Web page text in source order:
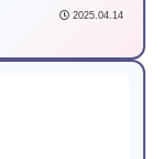
受験した流れ
2025.04.14